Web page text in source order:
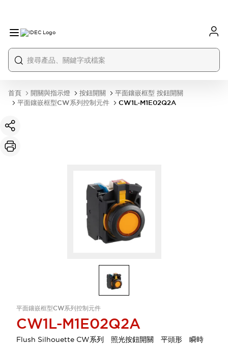
首頁 開關與指示燈 按鈕開關
平面鑲嵌框型 按鈕開關
平面鑲嵌框型CW系列控制元件
CW1L-M1E02Q2A
平面鑲嵌框型CW系列控制元件
CW1L-M1E02Q2A
Flush Silhouette CW系列 照光按鈕開關 平頭形 瞬時